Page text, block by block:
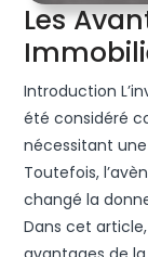
Les
Introduction L’investissement immobilier a longtemps
été considéré
nécessitant
Toutefois,
changé la
Dans cet